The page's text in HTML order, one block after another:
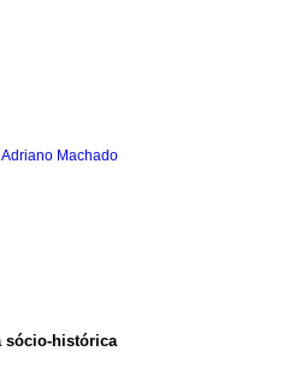
Machado
sócio-histórica